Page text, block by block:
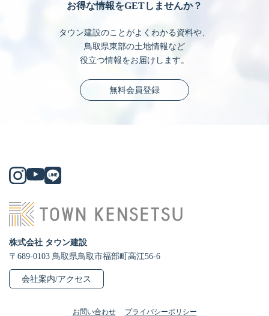
お得な情報をGETしませんか？
タウン建設のことがよくわかる資料や、
鳥取県東部の土地情報など
役立つ情報をお届けします。
無料会員登録
株式会社 タウン建設
〒689-0103 鳥取県鳥取市福部町高江56-6
会社案内/アクセス
お問い合わせ プライバシーポリシー